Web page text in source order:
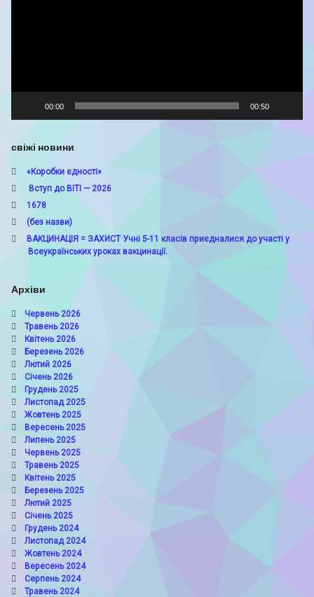
00:00 00:50
свіжі новини
«Коробки єдності»
Вступ до ВІТІ — 2026
1678
(без назви)
ВАКЦИНАЦІЯ = ЗАХИСТ Учні 5-11 класів приєдналися до участі у
Всеукраїнських уроках вакцинації.
Архіви
Червень 2026
Травень 2026
Квітень 2026
Березень 2026
Лютий 2026
Січень 2026
Грудень 2025
Листопад 2025
Жовтень 2025
Вересень 2025
Липень 2025
Червень 2025
Травень 2025
Квітень 2025
Березень 2025
Лютий 2025
Січень 2025
Грудень 2024
Листопад 2024
Жовтень 2024
Вересень 2024
Серпень 2024
Травень 2024